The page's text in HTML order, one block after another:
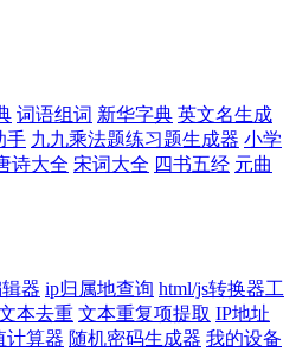
词语组词 新华字典 英文名生成
手 九九乘法题练习题生成器 小学
诗大全 宋词大全 四书五经 元曲
器 ip归属地查询 html/js转换器工
本去重 文本重复项提取 IP地址
计算器 随机密码生成器 我的设备